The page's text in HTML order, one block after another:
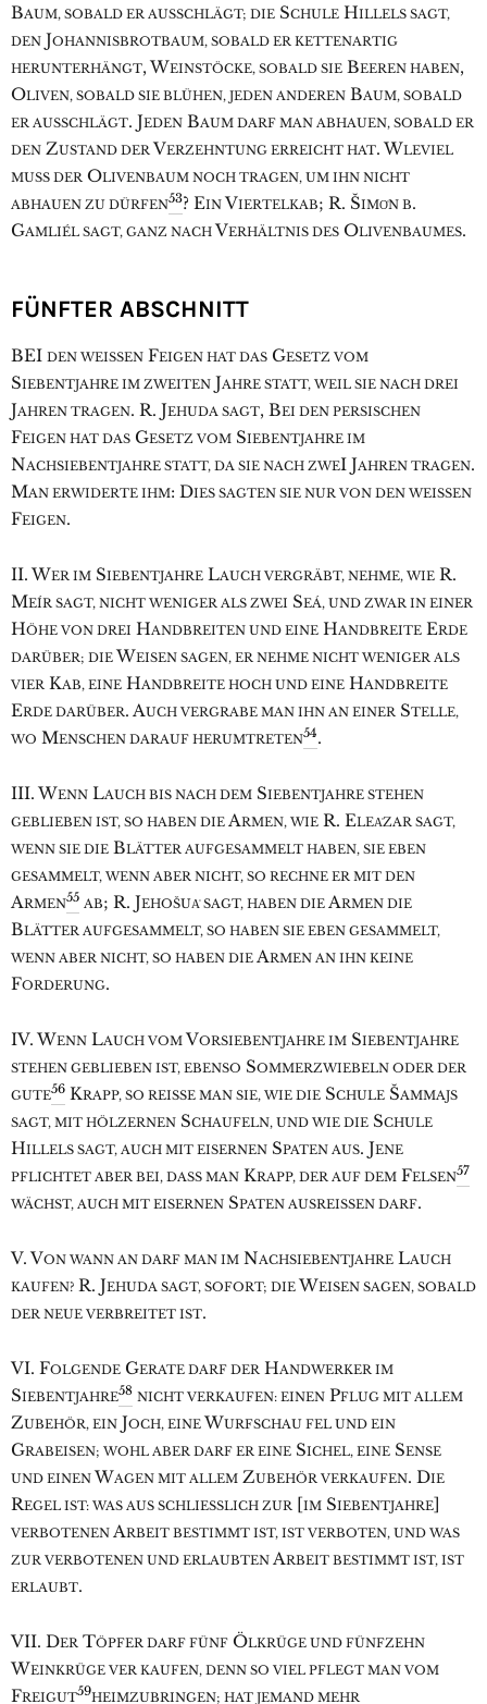
BAUM, SOBALD ER AUSSCHLÄGT; DIE SCHULE HILLELS SAGT,
DEN JOHANNISBROTBAUM, SOBALD ER KETTENARTIG
HERUNTERHÄNGT, WEINSTÖCKE, SOBALD SIE BEEREN HABEN,
OLIVEN, SOBALD SIE BLÜHEN, JEDEN ANDEREN BAUM, SOBALD
ER AUSSCHLÄGT. JEDEN BAUM DARF MAN ABHAUEN, SOBALD ER
DEN ZUSTAND DER VERZEHNTUNG ERREICHT HAT. WLEVIEL
MUSS DER OLIVENBAUM NOCH TRAGEN, UM IHN NICHT
ABHAUEN ZU DÜRFEN53? EINVIERTELKAB; R. ŠIMO͑N B.
GAMLIÉL SAGT, GANZ NACHVERHÄLTNIS DES OLIVENBAUMES.
FÜNFTER ABSCHNITT
BEI DEN WEISSEN FEIGEN HAT DAS GESETZ VOM
SIEBENTJAHRE IM ZWEITEN JAHRE STATT, WEIL SIE NACH DREI
JAHREN TRAGEN. R. JEHUDA SAGT, BEI DEN PERSISCHEN
FEIGEN HAT DAS GESETZ VOM SIEBENTJAHRE IM
NACHSIEBENTJAHRE STATT, DA SIE NACH ZWEI JAHREN TRAGEN.
MAN ERWIDERTE IHM: DIES SAGTEN SIE NUR VON DEN WEISSEN
FEIGEN.
II. WER IM SIEBENTJAHRE LAUCH VERGRÄBT, NEHME, WIE R.
MEÍR SAGT, NICHT WENIGER ALS ZWEI SEÁ, UND ZWAR IN EINER
HÖHE VON DREI HANDBREITEN UND EINE HANDBREITE ERDE
DARÜBER; DIE WEISEN SAGEN, ER NEHME NICHT WENIGER ALS
VIER KAB, EINE HANDBREITE HOCH UND EINE HANDBREITE
ERDE DARÜBER. AUCH VERGRABE MAN IHN AN EINER STELLE,
WO MENSCHEN DARAUF HERUMTRETEN54.
III. WENN LAUCH BIS NACH DEM SIEBENTJAHRE STEHEN
GEBLIEBEN IST, SO HABEN DIE ARMEN, WIE R. ELEA͑ZAR SAGT,
WENN SIE DIE BLÄTTER AUFGESAMMELT HABEN, SIE EBEN
GESAMMELT, WENN ABER NICHT, SO RECHNE ER MIT DEN
ARMEN55 AB; R. JEHOŠUA͑ SAGT, HABEN DIE ARMEN DIE
BLÄTTER AUFGESAMMELT, SO HABEN SIE EBEN GESAMMELT,
WENN ABER NICHT, SO HABEN DIE ARMEN AN IHN KEINE
FORDERUNG.
IV. WENN LAUCH VOMVORSIEBENTJAHRE IM SIEBENTJAHRE
STEHEN GEBLIEBEN IST, EBENSO SOMMERZWIEBELN ODER DER
GUTE56 KRAPP, SO REISSE MAN SIE, WIE DIE SCHULE ŠAMMAJS
SAGT, MIT HÖLZERNEN SCHAUFELN, UND WIE DIE SCHULE
HILLELS SAGT, AUCH MIT EISERNEN SPATEN AUS. JENE
PFLICHTET ABER BEI, DASS MAN KRAPP, DER AUF DEM FELSEN57
WÄCHST, AUCH MIT EISERNEN SPATEN AUSREISSEN DARF.
V. VON WANN AN DARF MAN IM NACHSIEBENTJAHRE LAUCH
KAUFEN? R. JEHUDA SAGT, SOFORT; DIE WEISEN SAGEN, SOBALD
DER NEUE VERBREITET IST.
VI. FOLGENDE GERATE DARF DER HANDWERKER IM
SIEBENTJAHRE58 NICHT VERKAUFEN: EINEN PFLUG MIT ALLEM
ZUBEHÖR, EIN JOCH, EINE WURFSCHAU FEL UND EIN
GRABEISEN; WOHL ABER DARF ER EINE SICHEL, EINE SENSE
UND EINEN WAGEN MIT ALLEM ZUBEHÖR VERKAUFEN. DIE
REGEL IST: WAS AUS SCHLIESSLICH ZUR [IM SIEBENTJAHRE]
VERBOTENEN ARBEIT BESTIMMT IST, IST VERBOTEN, UND WAS
ZUR VERBOTENEN UND ERLAUBTEN ARBEIT BESTIMMT IST, IST
ERLAUBT.
VII. DER TÖPFER DARF FÜNF ÖLKRÜGE UND FÜNFZEHN
WEINKRÜGE VER KAUFEN, DENN SO VIEL PFLEGT MAN VOM
FREIGUT59HEIMZUBRINGEN; HAT JEMAND MEHR